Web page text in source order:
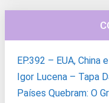
EP.392 – EUA,
Igor Lucena – Tapa
Países Quebram: O